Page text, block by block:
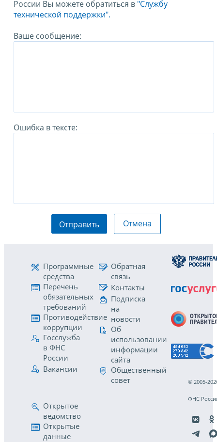
России Вы можете обратиться в "Службу
технической поддержки".
Ваше сообщение:
Ошибка в тексте:
Отправить Отмена
Программные
средства
Перечень
обязательных
требований
Противодействие
коррупции
Госслужба
в ФНС
России
Вакансии
Обратная
связь
Контакты
Подписка
на
новости
Об
использовании
информации
сайта
Общественный
совет
Открытое
ведомство
Открытые
данные
© 2005-
ФНС